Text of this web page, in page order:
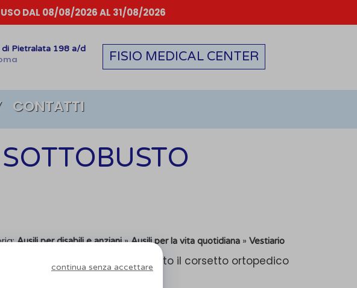
DAL 08/08/2026 AL 31/08/2026
di Pietralata 198 a/d
FISIO MEDICAL CENTER
CONTATTI
Ausili per disabili e anziani»Ausili per la vita quotidiana »Vestiario
intimo da indossare sotto il corsetto ortopedico
Cheneau, Milwaukee…)
continua senza accettare